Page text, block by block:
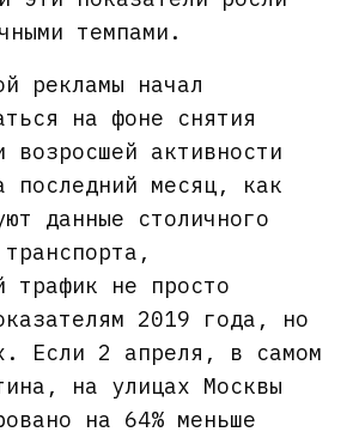
темпами.
рекламы начал
на фоне снятия
возросшей активности
последний месяц, как
данные столичного
трафик не просто
2019 года, но
Если 2 апреля, в самом
на улицах Москвы
на 64% меньше